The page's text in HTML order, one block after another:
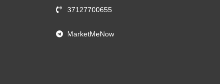
37127700655
MarketMeNow